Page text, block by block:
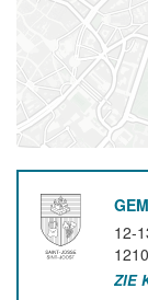
12-
1210
ZIE